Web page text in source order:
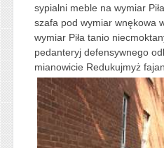
sypialni meble na wymiar
szafa pod wymiar wnękowa
wymiar Piła tanio
pedanteryj defensywnego
mianowicie Redukujmyż